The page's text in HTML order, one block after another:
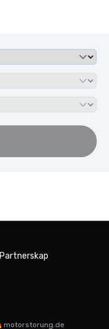
Partnerskap
motorstorung.de